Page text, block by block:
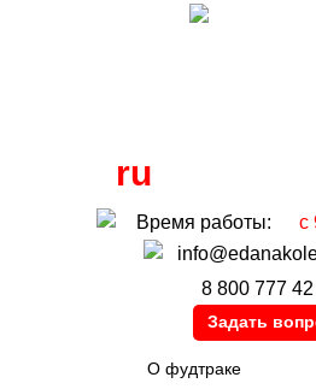
Задать
8 800 777
Время работы: с
ru
О фудтраке